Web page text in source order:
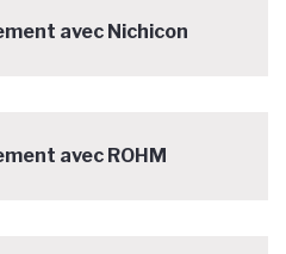
avec Nichicon
avec ROHM